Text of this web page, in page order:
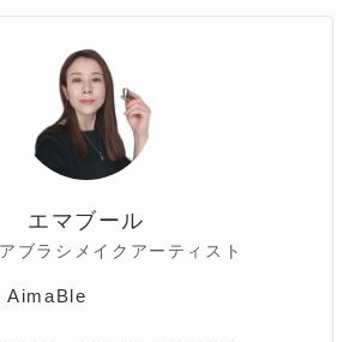
エマブール
ブラシメイクアーティスト
AimaBle